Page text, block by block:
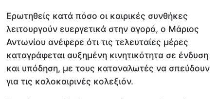
Ερωτηθείς κατά πόσο οι καιρικές συνθήκες
λειτουργούν ευεργετικά στην αγορά, ο Μάριος
Αντωνίου ανέφερε ότι τις τελευταίες μέρες
καταγράφεται αυξημένη κινητικότητα σε ένδυση
και υπόδηση, με τους καταναλωτές να σπεύδουν
για τις καλοκαιρινές κολεξιόν.